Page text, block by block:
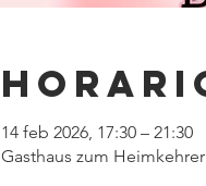
14 feb 2026, 17:30 – 21:30
Gasthaus zum